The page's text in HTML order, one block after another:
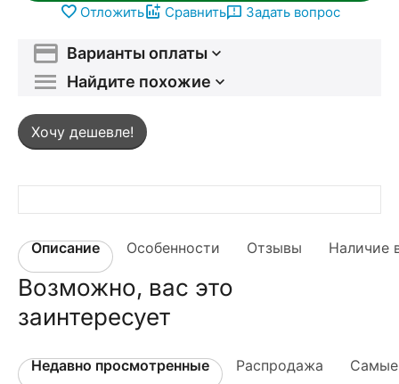
Отложить Сравнить Задать вопрос
Варианты оплаты
Найдите похожие
Хочу дешевле!
Описание Особенности Отзывы Наличие
Возможно, вас это
заинтересует
Недавно просмотренные Распродажа Самые